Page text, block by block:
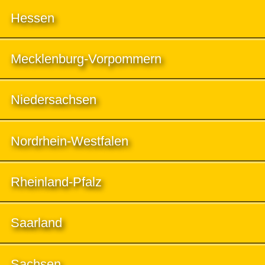
Hessen
Mecklenburg-Vorpommern
Niedersachsen
Nordrhein-Westfalen
Rheinland-Pfalz
Saarland